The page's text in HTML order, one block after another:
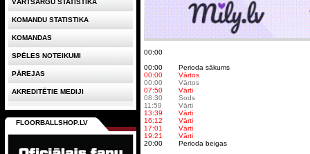
00:00
00:00
Perioda sākums
00:00
Vārtos
00:00
Vārtos
07:50
Vārti
08:30
Sods
11:59
Vārti
13:39
Vārti
16:12
Vārti
17:01
Vārti
19:21
Vārti
20:00
Perioda beigas
VĀRTSARGU STATISTIKA
KOMANDU STATISTIKA
KOMANDAS
SPĒLES NOTEIKUMI
PĀREJAS
AKREDITĒTIE MEDIJI
FLOORBALLSHOP.LV